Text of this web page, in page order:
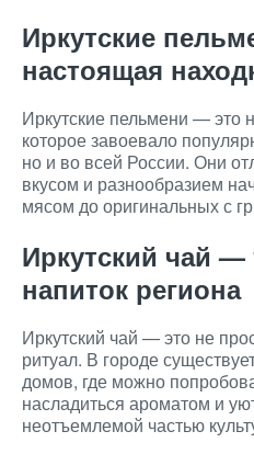
Иркутские
настоящая
Иркутские пельмени — это
которое завоевало
но и во всей России. Они
вкусом и разнообразием
мясом до оригинальных с
Иркутский чай
напиток региона
Иркутский чай — это не
ритуал. В городе
домов, где можно
насладиться ароматом и
неотъемлемой частью